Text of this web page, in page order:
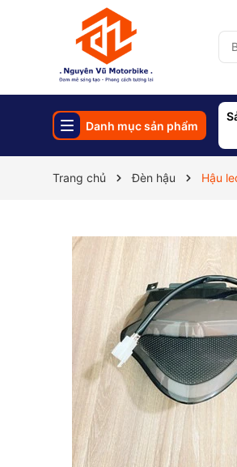
Danh mục sản phẩm
Trang chủ Đèn hậu Hậu